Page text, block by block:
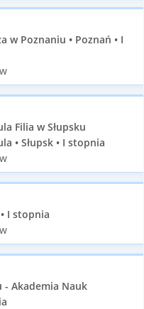
w Poznaniu • Poznań • I
Filia w Słupsku
• Słupsk • I stopnia
I stopnia
- Akademia Nauk